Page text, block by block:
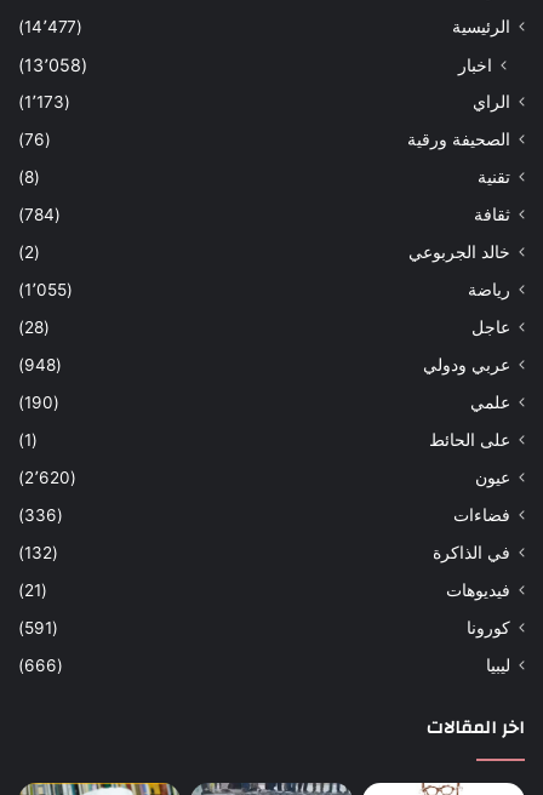
الرئيسية
(14٬477)
اخبار (13٬058)
الراي
(1٬173)
الصحيفة ورقية
(76)
تقنية
(8)
ثقافة
(784)
خالد الجربوعي
(2)
رياضة
(1٬055)
عاجل
(28)
عربي ودولي
(948)
علمي
(190)
على الحائط
(1)
عيون
(2٬620)
فضاءات
(336)
في الذاكرة
(132)
فيديوهات
(21)
كورونا
(591)
ليبيا
(666)
اخر المقالات